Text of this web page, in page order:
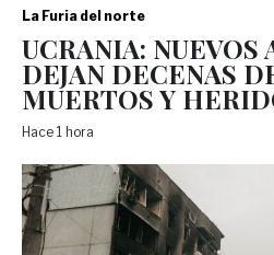
La Furia del norte
UCRANIA: NUEVOS
DEJAN DECENAS
MUERTOS Y
Hace 1 hora